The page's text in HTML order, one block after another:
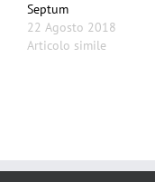
Septum
22 Agosto 2018
Articolo simile